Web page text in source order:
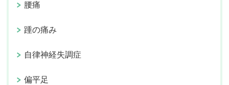
腰痛
踵の痛み
自律神経失調症
偏平足